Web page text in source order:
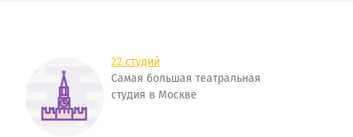
22 студий
Самая большая театральная
студия в Москве